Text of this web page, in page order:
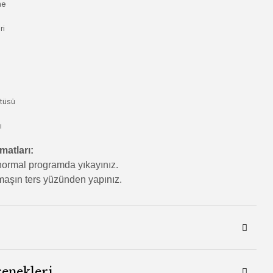
programda yıkayınız.
ters yüzünden yapınız.